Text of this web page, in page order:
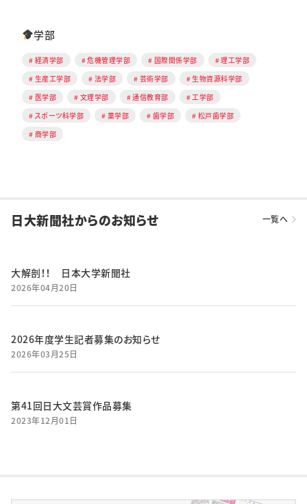
学部
経済学部 危機管理学部 国際関係学部
理工学部
生産工学部
法学部 芸術学部
生物資源科学部
医学部
文理学部 通信教育部
工学部
スポーツ科学部
薬学部 歯学部
松戸歯学部
商学部
日大新聞社からのお知らせ 一覧へ
大解剖！！ 日本大学新聞社
2026年04月20日
2026年度学生記者募集のお知らせ
2026年03月25日
第41回日大文芸賞作品募集
2023年12月01日